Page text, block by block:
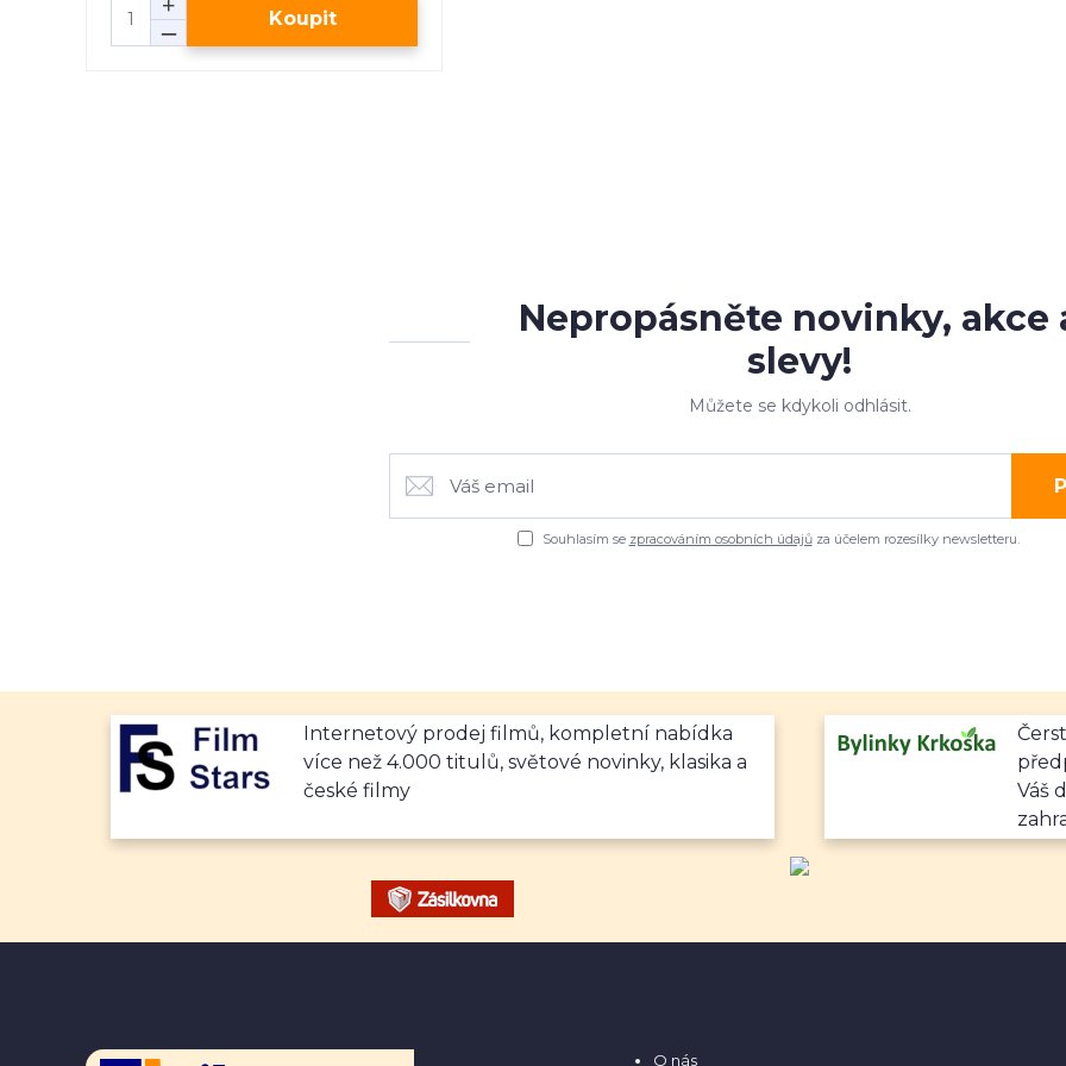
Koupit
Nepropásněte novinky, akce
slevy!
Můžete se kdykoli odhlásit.
Souhlasím se zpracováním osobních údajůza účelem rozesílky newsletteru.
Internetový prodej filmů, kompletní nabídka
více než 4.000 titulů, světové novinky, klasika a
české filmy
Váš
O nás